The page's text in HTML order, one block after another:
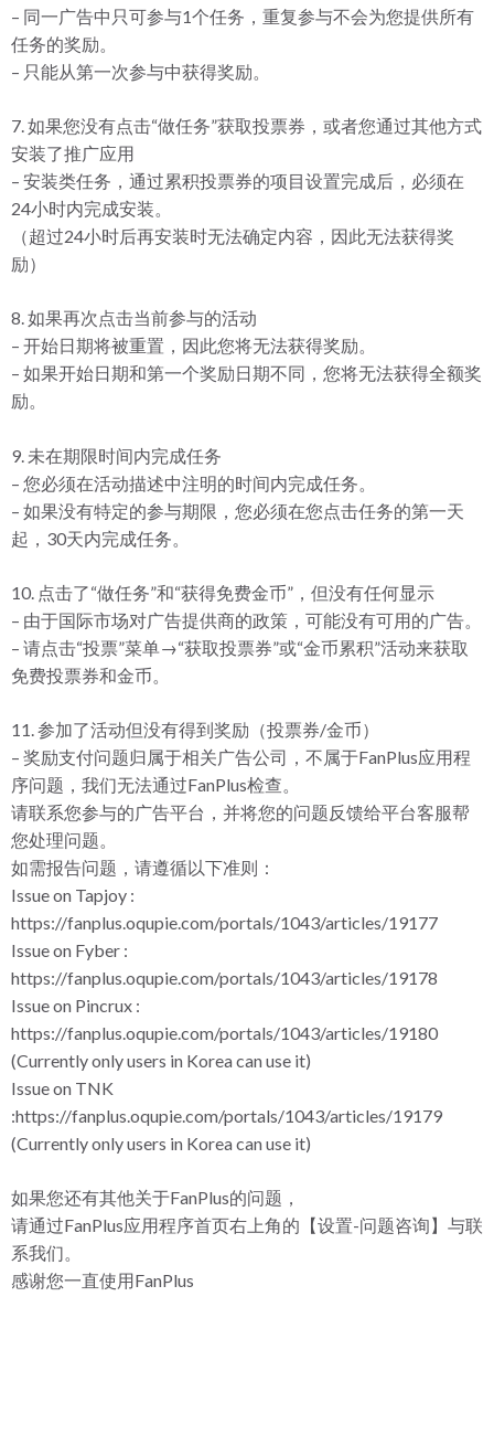
– 同一广告中只可参与1个任务，重复参与不会为您提供所有
任务的奖励。
– 只能从第一次参与中获得奖励。
7. 如果您没有点击“做任务”获取投票券，或者您通过其他方式
安装了推广应用
– 安装类任务，通过累积投票券的项目设置完成后，必须在
24小时内完成安装。
（超过24小时后再安装时无法确定内容，因此无法获得奖
励）
8. 如果再次点击当前参与的活动
– 开始日期将被重置，因此您将无法获得奖励。
– 如果开始日期和第一个奖励日期不同，您将无法获得全额奖
励。
9. 未在期限时间内完成任务
– 您必须在活动描述中注明的时间内完成任务。
– 如果没有特定的参与期限，您必须在您点击任务的第一天
起，30天内完成任务。
10. 点击了“做任务”和“获得免费金币”，但没有任何显示
– 由于国际市场对广告提供商的政策，可能没有可用的广告。
– 请点击“投票”菜单→“获取投票券”或“金币累积”活动来获取
免费投票券和金币。
11. 参加了活动但没有得到奖励（投票券/金币）
– 奖励支付问题归属于相关广告公司，不属于FanPlus应用程
序问题，我们无法通过FanPlus检查。
请联系您参与的广告平台，并将您的问题反馈给平台客服帮
您处理问题。
如需报告问题，请遵循以下准则：
Issue on Tapjoy :
https://fanplus.oqupie.com/portals/1043/articles/19177
Issue on Fyber :
https://fanplus.oqupie.com/portals/1043/articles/19178
Issue on Pincrux :
https://fanplus.oqupie.com/portals/1043/articles/19180
(Currently only users in Korea can use it)
Issue on TNK
:https://fanplus.oqupie.com/portals/1043/articles/19179
(Currently only users in Korea can use it)
如果您还有其他关于FanPlus的问题，
请通过FanPlus应用程序首页右上角的【设置-问题咨询】与联
系我们。
感谢您一直使用FanPlus